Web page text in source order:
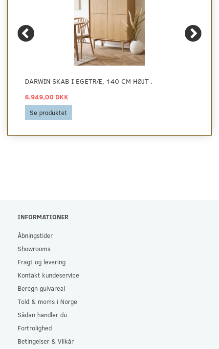
DARWIN SKAB I EGETRÆ, 140 CM HØJT .
6.949,00 DKK
Se produktet
INFORMATIONER
Åbningstider
Showrooms
Fragt og levering
Kontakt kundeservice
Beregn gulvareal
Told & moms i Norge
Sådan handler du
Fortrolighed
Betingelser & Vilkår